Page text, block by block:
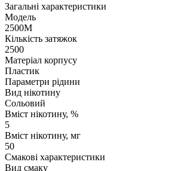
Загальні характеристики
Модель
2500M
Кількість затяжок
2500
Матеріал корпусу
Пластик
Параметри рідини
Вид нікотину
Сольовий
Вміст нікотину, %
5
Вміст нікотину, мг
50
Смакові характеристики
Вид смаку